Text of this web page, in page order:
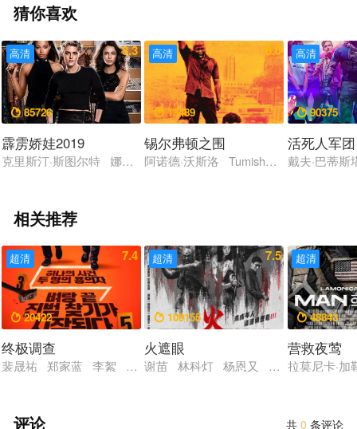
猜你喜欢
高清 8.3
85726
霹雳娇娃2019
克里斯汀·斯图尔特 娜奥米·斯科特 埃拉·巴林斯卡 伊丽莎白·班
高清 8.0
13489
锡尔弗顿之围
阿诺德·沃斯洛 Tumisho Masha Thabo
高清
90375
活死人军团
戴夫·巴蒂
相关推荐
超清 7.4
20422
终极调查
裴晟祐 郑家蓝 李絮 赵汉哲 尹敬浩
超清 7.5
109155
火遮眼
谢苗 林科灯 杨恩又 黎唯 岩永丞威
超清
48843
营救夜莺
拉莫尼卡·
共0 条评论
评论